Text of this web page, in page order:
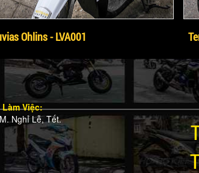
Ohlins - LVA001
Việc:
Nghỉ Lễ, Tết.